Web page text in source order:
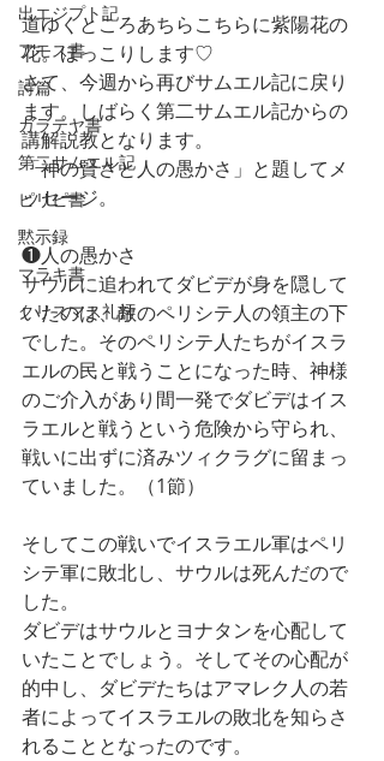
出エジプト記
アモス書
詩篇
ガラテヤ書
第二サムエル記
ピリピ書
黙示録
マラキ書
クリスマス礼拝
道ゆくところあちらこちらに紫陽花の
花。ほっこりします♡
さて、今週から再びサムエル記に戻り
ます。しばらく第二サムエル記からの
講解説教となります。
「神の賢さと人の愚かさ」と題してメ
ッセージ。
❶人の愚かさ
サウルに追われてダビデが身を隠して
いたのは、敵のペリシテ人の領主の下
でした。そのペリシテ人たちがイスラ
エルの民と戦うことになった時、神様
のご介入があり間一発でダビデはイス
ラエルと戦うという危険から守られ、
戦いに出ずに済みツィクラグに留まっ
ていました。（1節）
そしてこの戦いでイスラエル軍はペリ
シテ軍に敗北し、サウルは死んだので
した。
ダビデはサウルとヨナタンを心配して
いたことでしょう。そしてその心配が
的中し、ダビデたちはアマレク人の若
者によってイスラエルの敗北を知らさ
れることとなったのです。